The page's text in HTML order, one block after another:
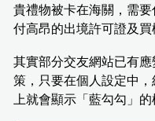
貴禮物被卡在海關，需
付高昂的出境許可證及買
其實部分交友網站已有
策，只要在個人設定中
上就會顯示「藍勾勾」